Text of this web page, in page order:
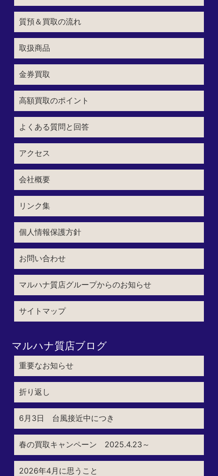
質預＆買取の流れ
取扱商品
金券買取
高額買取のポイント
よくある質問と回答
アクセス
会社概要
リンク集
個人情報保護方針
お問い合わせ
マルハナ質店グループからのお知らせ
サイトマップ
マルハナ質店ブログ
重要なお知らせ
折り返し
6月3日 台風接近中につき
春の買取キャンペーン 2025.4.23～
2026年4月に思うこと